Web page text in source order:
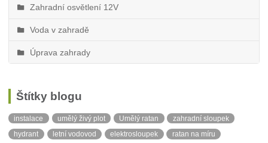
Zahradní osvětlení 12V
Voda v zahradě
Úprava zahrady
Štítky blogu
instalace umělý živý plot Umělý ratan
zahradní sloupek
hydrant
letní vodovod elektrosloupek
ratan na míru